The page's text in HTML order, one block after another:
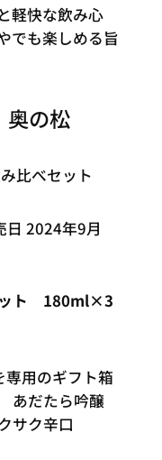
軽快な飲み心
でも楽しめる旨
奥の松
比べセット
日 2024年9月
ット 180ml×3
用のギフト箱
あだたら吟醸
ク辛口